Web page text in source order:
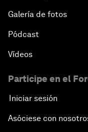
Galería de fotos
Pódcast
Vídeos
Participe en el
Iniciar sesión
Asóciese con